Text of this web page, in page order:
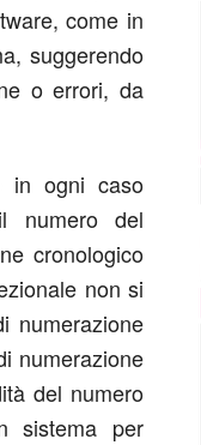
come in
suggerendo
o errori, da
in ogni caso
numero del
cronologico
non si
numerazione
numerazione
del numero
sistema per